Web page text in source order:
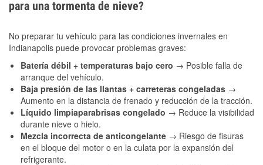
para una tormenta de nieve?
No preparar tu vehículo para las condiciones invernales en
Indianapolis puede provocar problemas graves:
Batería débil + temperaturas bajo cero → Posible falla de
arranque del vehículo.
Baja presión de las llantas + carreteras congeladas →
Aumento en la distancia de frenado y reducción de la tracción.
Líquido limpiaparabrisas congelado → Reduce la visibilidad
durante nieve o hielo.
Mezcla incorrecta de anticongelante → Riesgo de fisuras
en el bloque del motor o en la culata por la expansión del
refrigerante.